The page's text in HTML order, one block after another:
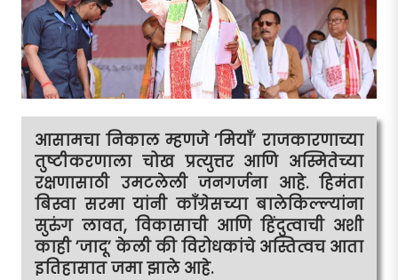
आसामचा निकाल म्हणजे ’मियाँ’ राजकारणाच्या
तुष्टीकरणाला चोख प्रत्युत्तर आणि अस्मितेच्या
रक्षणासाठी उमटलेली जनगर्जना आहे. हिमंता
बिस्वा सरमा यांनी काँग्रेसच्या बालेकिल्ल्यांना
सुरुंग लावत, विकासाची आणि हिंदुत्वाची अशी
काही ’जादू’ केली की विरोधकांचे अस्तित्वच आता
इतिहासात जमा झाले आहे.